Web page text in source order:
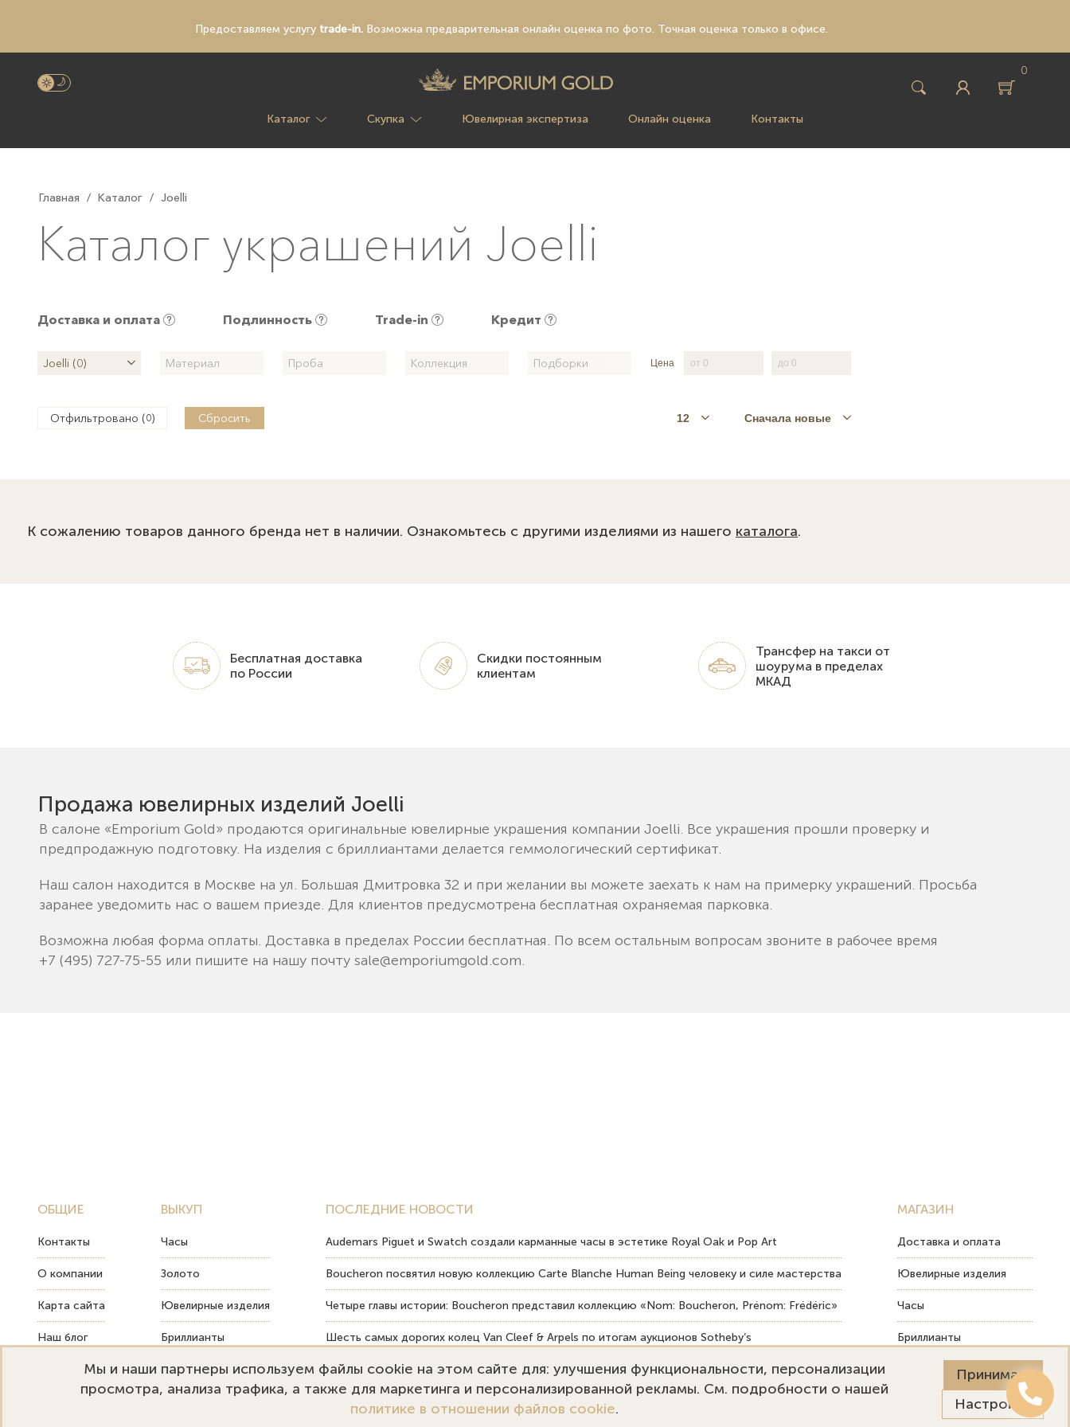
Предоставляем услугу trade-in.Возможна предварительная онлайн оценка по фото. Точная оценка только в офисе.
0
Каталог Скупка Ювелирная экспертиза Онлайн оценка Контакты
Главная / Каталог / Joelli
Каталог украшений Joelli
Доставка и оплата Подлинность Trade-in Кредит
Joelli (0) Материал Проба Коллекция Подборки Цена
Отфильтровано (0) Сбросить Сначала новые
12
К сожалению товаров данного бренда нет в наличии. Ознакомьтесь с другими изделиями из нашего каталога.
Бесплатная доставка
по России
Скидки постоянным
клиентам
Трансфер на такси от
шоурума в пределах
МКАД
Продажа ювелирных изделий Joelli
В салоне «Emporium Gold» продаются оригинальные ювелирные украшения компании Joelli. Все украшения прошли проверку и
предпродажную подготовку. На изделия с бриллиантами делается геммологический сертификат.
Наш салон находится в Москве на ул. Большая Дмитровка 32 и при желании вы можете заехать к нам на примерку украшений. Просьба
заранее уведомить нас о вашем приезде. Для клиентов предусмотрена бесплатная охраняемая парковка.
Возможна любая форма оплаты. Доставка в пределах России бесплатная. По всем остальным вопросам звоните в рабочее время
+7 (495) 727-75-55 или пишите на нашу почту sale@emporiumgold.com.
ОБЩИЕ
Контакты
О компании
Карта сайта
Наш блог
ВЫКУП
Часы
Золото
Ювелирные изделия
Бриллианты
Монеты
ПОСЛЕДНИЕ НОВОСТИ
Audemars Piguet и Swatch создали карманные часы в эстетике Royal Oak и Pop Art
Boucheron посвятил новую коллекцию Carte Blanche Human Being человеку и силе мастерства
Четыре главы истории: Boucheron представил коллекцию «Nom: Boucheron, Prénom: Frédéric»
Шесть самых дорогих колец Van Cleef & Arpels по итогам аукционов Sotheby’s
Как твердость драгоценных камней влияет на долговечность ювелирных изделий
МАГАЗИН
Доставка и оплата
Ювелирные изделия
Часы
Бриллианты
Пост-продажный сервис
Мы и наши партнеры используем файлы cookie на этом сайте для: улучшения функциональности, персонализации
просмотра, анализа трафика, а также для маркетинга и персонализированной рекламы. См. подробности о нашей
политике в отношении файлов cookie.
Принимаю
Настройки